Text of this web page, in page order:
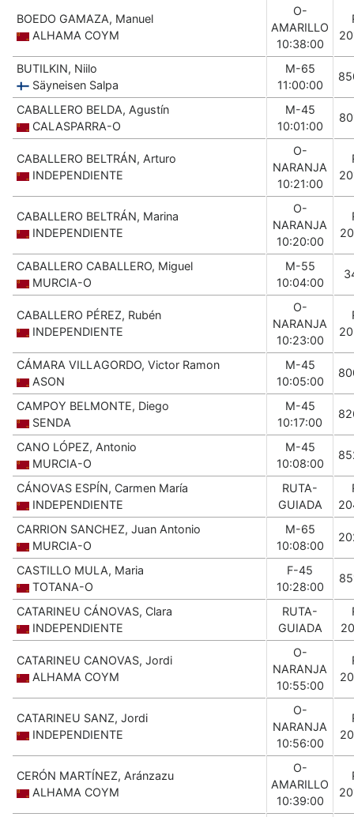
BOEDO GAMAZA, Manuel
ALHAMA COYM
O-
AMARILLO
10:38:00
BUTILKIN, Niilo
Säyneisen Salpa
M-65
11:00:00
CABALLERO BELDA, Agustín
CALASPARRA-O
M-45
10:01:00
CABALLERO BELTRÁN, Arturo
INDEPENDIENTE
O-
NARANJA
10:21:00
CABALLERO BELTRÁN, Marina
INDEPENDIENTE
O-
NARANJA
10:20:00
CABALLERO CABALLERO, Miguel
MURCIA-O
M-55
10:04:00
CABALLERO PÉREZ, Rubén
INDEPENDIENTE
O-
NARANJA
10:23:00
CÁMARA VILLAGORDO, Victor Ramon
ASON
M-45
10:05:00
CAMPOY BELMONTE, Diego
SENDA
M-45
10:17:00
CANO LÓPEZ, Antonio
MURCIA-O
M-45
10:08:00
CÁNOVAS ESPÍN, Carmen María
INDEPENDIENTE
RUTA-
GUIADA
CARRION SANCHEZ, Juan Antonio
MURCIA-O
M-65
10:08:00
CASTILLO MULA, Maria
TOTANA-O
F-45
10:28:00
CATARINEU CÁNOVAS, Clara
INDEPENDIENTE
RUTA-
GUIADA
CATARINEU CANOVAS, Jordi
ALHAMA COYM
O-
NARANJA
10:55:00
CATARINEU SANZ, Jordi
INDEPENDIENTE
O-
NARANJA
10:56:00
CERÓN MARTÍNEZ, Aránzazu
ALHAMA COYM
O-
AMARILLO
10:39:00